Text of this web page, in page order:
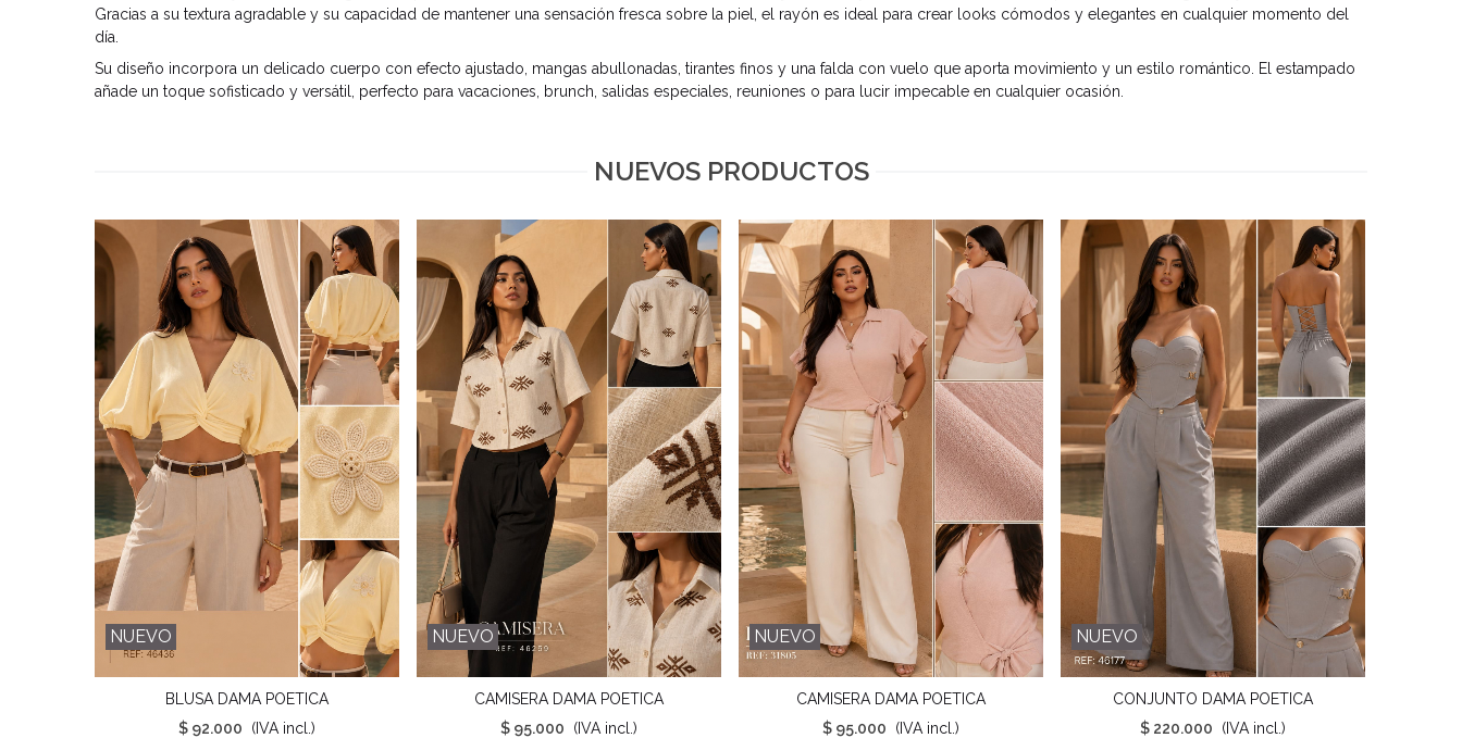
Gracias a su textura agradable y su capacidad de mantener una sensación fresca sobre la piel, el rayón es ideal para crear looks cómodos y elegantes en cualquier momento del
día.
Su diseño incorpora un delicado cuerpo con efecto ajustado, mangas abullonadas, tirantes finos y una falda con vuelo que aporta movimiento y un estilo romántico. El estampado
añade un toque sofisticado y versátil, perfecto para vacaciones, brunch, salidas especiales, reuniones o para lucir impecable en cualquier ocasión.
NUEVOS PRODUCTOS
NUEVO
Favorito
BLUSA DAMA POETICA
$ 92.000
(IVA incl.)
NUEVO
Favorito
CAMISERA DAMA POETICA
$ 95.000
(IVA incl.)
NUEVO
Favorito
CAMISERA DAMA POETICA
$ 95.000
(IVA incl.)
NUEVO
Favorito
CONJUNTO DAMA POETICA
$ 220.000
(IVA incl.)